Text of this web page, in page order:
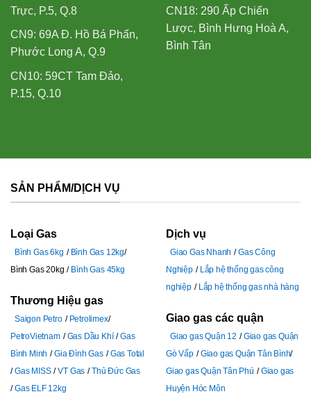
Trực, P.5, Q.8
CN9: 69A Đ. Hồ Bá Phấn,
Phước Long A, Q.9
CN10: 59CT Tam Đảo,
P.15, Q.10
CN18: 290 Ấp Chiến
Lược, Bình Hưng Hoà A,
Bình Tân
SẢN PHẨM/DỊCH VỤ
Loại Gas
Bình Gas 6kg
Bình Gas 12kg
Bình Gas 20kg
Bình Gas 45kg
Thương Hiệu gas
Saigon Petro
Petrolimex
PetroVietnam
Gas Dầu Khí
Gas
Bình Minh
Gia Đình Gas
Gas Total
Gas MISS
VT Gas
Thủ Đức Gas
Gas ELF 12kg
Dịch vụ
Giao Gas Nhanh
Gas Công
Nghiệp
Lắp hệ thống gas công
nghiệp
Lắp hệ thống gas nhà hàng
Giao gas các quận
Giao gas Quận 12
Giao gas Quận
Gò Vấp
Giao gas Quận Tân Bình
Giao gas Quận Tân Phú
Giao gas
Huyện Hóc Môn